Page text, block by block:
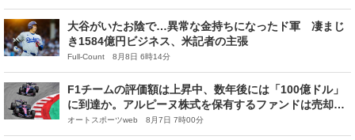
大谷がいたお陰で…異常な金持ちになったド軍 凄まじ
き1584億円ビジネス、米記者の主張
Full-Count 8月8日 6時14分
F1チームの評価額は上昇中、数年後には「100億ドル」
に到達か。アルピーヌ株式を保有するファンドは売却を
検討
オートスポーツweb 8月7日 7時00分